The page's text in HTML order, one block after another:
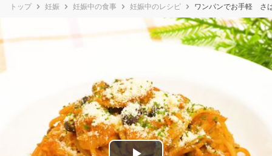
トップ 妊娠 妊娠中の食事 妊娠中のレシピ ワンパンでお手軽 さ